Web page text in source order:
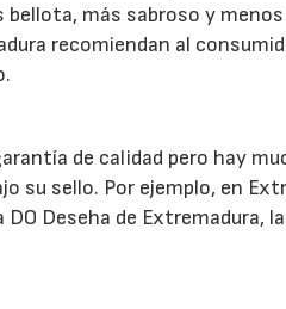
bellota, más sabroso y
recomiendan al
de calidad pero hay
su sello. Por ejemplo, en
Deseha de Extremadura,
23/07/